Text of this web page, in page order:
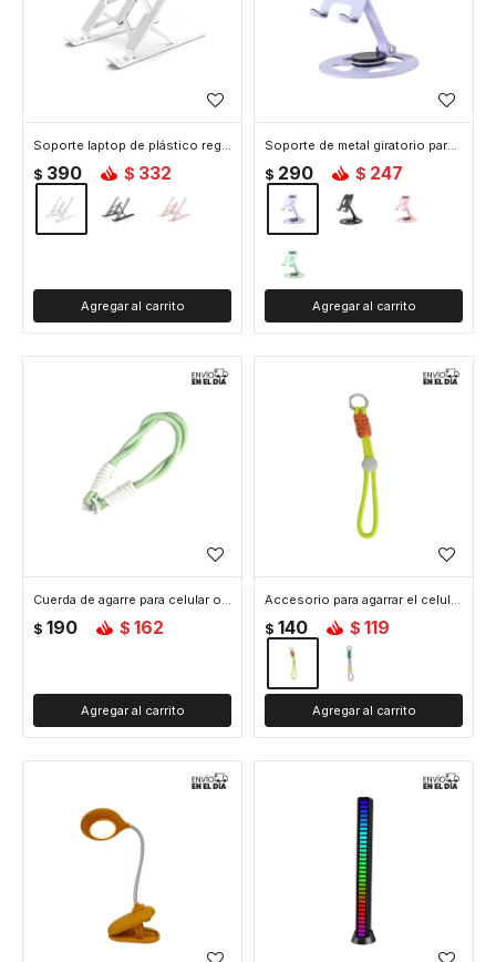
Soporte laptop de plástico regulable - Blanco
$ 390 $ 332
Soporte de metal giratorio para celular o tablet - Lila
$ 290 $ 247
Cuerda de agarre para celular o llaves - Verde
$ 190 $ 162
Accesorio para agarrar el celular - Amarillo
$ 140 $ 119